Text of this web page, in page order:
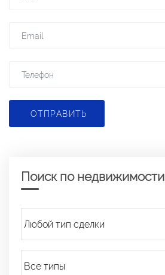
ОТПРАВИТЬ
Поиск по недвижимости